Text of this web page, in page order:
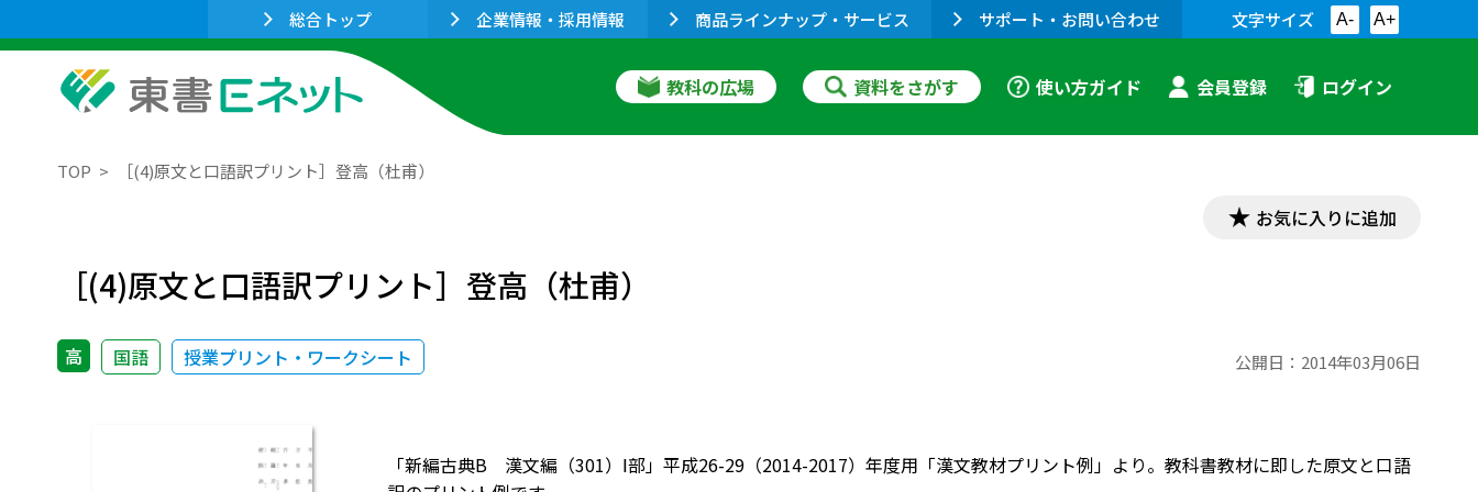
総合トップ 企業情報・採用情報 商品ラインナップ・サービス サポート・お問い合わせ 文字サイズ A- A+
教科の広場 資料をさがす 使い方ガイド 会員登録 ログイン
TOP ［(4)原文と口語訳プリント］登高（杜甫）
お気に入りに追加
［(4)原文と口語訳プリント］登高（杜甫）
高 国語 授業プリント・ワークシート 公開日： 2014年03月06日
「新編古典B 漢文編（301）Ⅰ部」平成26-29（2014-2017）年度用「漢文教材プリント例」より。教科書教材に即した原文と口語